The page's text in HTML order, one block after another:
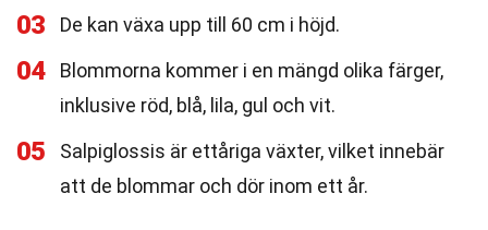
03 De kan växa upp till 60 cm i höjd.
04
Blommorna kommer i en mängd olika färger,
inklusive röd, blå, lila, gul och vit.
05
Salpiglossis är ettåriga växter, vilket innebär
att de blommar och dör inom ett år.